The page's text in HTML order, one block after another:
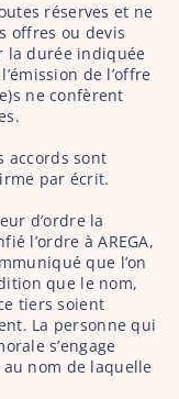
réserves et ne
offres ou devis
la durée indiquée
de l’offre
ne confèrent
accords sont
par écrit.
d’ordre la
l’ordre à AREGA,
que l’on
que le nom,
tiers soient
La personne qui
s’engage
nom de laquelle